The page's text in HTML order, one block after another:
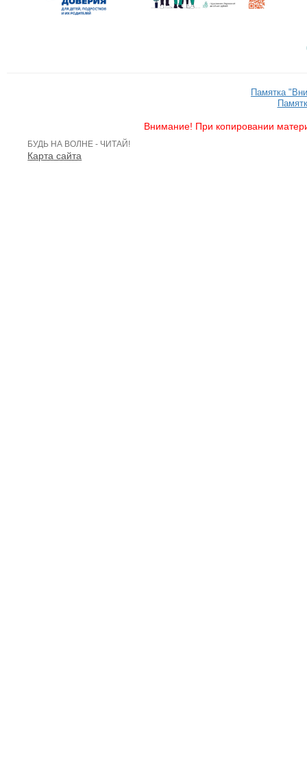
Памятка
Внимание! При копировании
БУДЬ НА ВОЛНЕ - ЧИТАЙ!
Карта сайта